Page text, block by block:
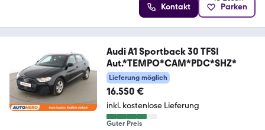
Kontakt Parken
Audi A1 Sportback 30 TFSI
Aut.*TEMPO*CAM*PDC*SHZ*
Lieferung möglich
16.550 €
inkl. kostenlose Lieferung
Guter Preis